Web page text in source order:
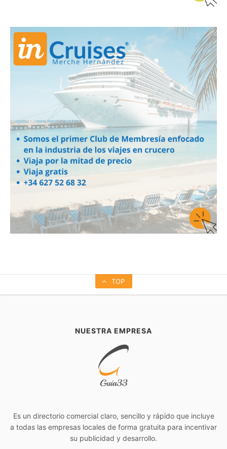
TOP
NUESTRA EMPRESA
Es un directorio comercial claro, sencillo y rápido que incluye
a todas las empresas locales de forma gratuita para incentivar
su publicidad y desarrollo.